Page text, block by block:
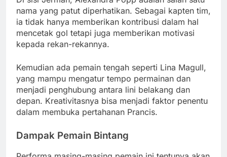
nama yang patut diperhatikan. Sebagai kapten tim,
ia tidak hanya memberikan kontribusi dalam hal
mencetak gol tetapi juga memberikan motivasi
kepada rekan-rekannya.
Kemudian ada pemain tengah seperti Lina Magull,
yang mampu mengatur tempo permainan dan
menjadi penghubung antara lini belakang dan
depan. Kreativitasnya bisa menjadi faktor penentu
dalam membuka pertahanan Prancis.
Dampak Pemain Bintang